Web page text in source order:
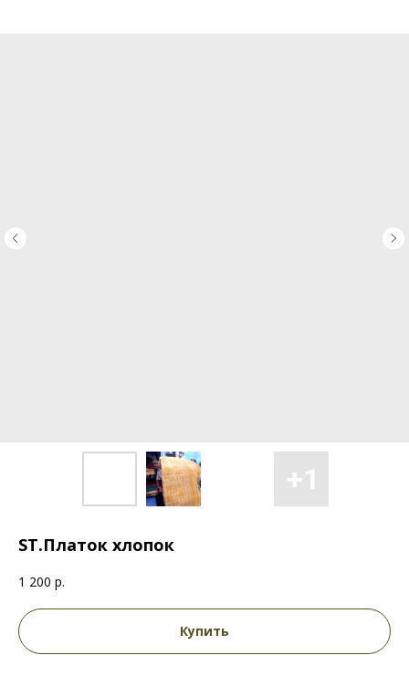
ST.Платок хлопок
1 200 р.
Купить